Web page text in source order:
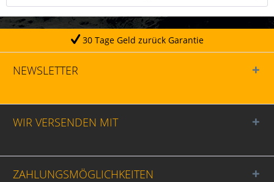
30 Tage Geld zurück Garantie
NEWSLETTER
WIR VERSENDEN MIT
ZAHLUNGSMÖGLICHKEITEN